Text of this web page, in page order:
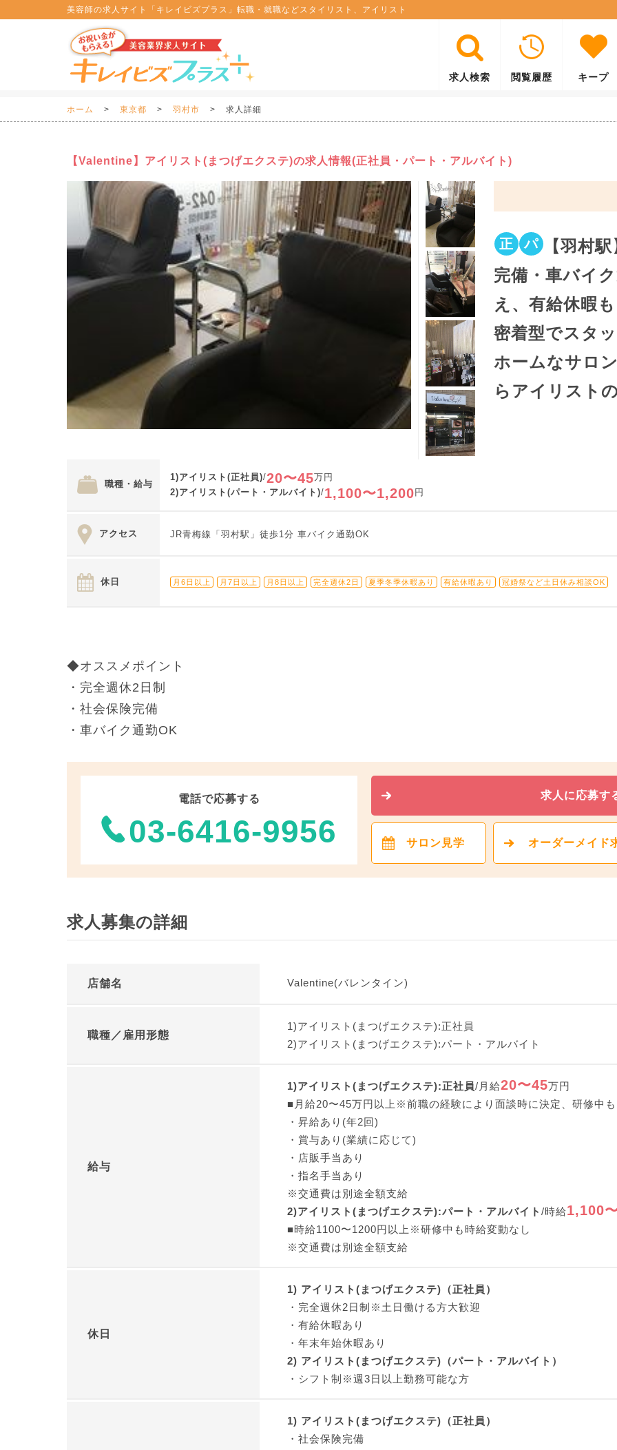
美容師の求人サイト「キレイビズプラス」転職・就職などスタイリスト、アイリスト
求人検索 閲覧履歴 キープ
ホーム 東京都 羽村市 求人詳細
【Valentine】アイリスト(まつげエクステ)の求人情報(正社員・パート・アルバイト)
正 パ
【羽村
完備・車バイ
え、有給休暇
密着型でスタ
ホームなサロ
らアイリスト
職種・給与
1)アイリスト(正社員)/20〜45万円
2)アイリスト(パート・アルバイト)/1,100〜1,200 円
アクセス JR青梅線「羽村駅」徒歩1分 車バイク通勤OK
休日 月6日以上 月7日以上 月8日以上 完全週休2日 夏季冬季休暇あり 有給休暇あり 冠婚祭など土日休み相談OK
◆オススメポイント
・完全週休2日制
・社会保険完備
・車バイク通勤OK
電話で応募する
03-6416-9956
求人に応募す
サロン見学 オーダーメイド
求人募集の詳細
店舗名 Valentine(バレンタイン)
職種／雇用形態
1)アイリスト(まつげエクステ):正社員
2)アイリスト(まつげエクステ):パート・アルバイト
給与
1)アイリスト(まつげエクステ):正社員/月給20〜45万円
■月給20〜45万円以上※前職の経験により面談時に決定、研修中
・昇給あり(年2回)
・賞与あり(業績に応じて)
・店販手当あり
・指名手当あり
※交通費は別途全額支給
2)アイリスト(まつげエクステ):パート・アルバイト /時給1,100
■時給1100〜1200円以上※研修中も時給変動なし
※交通費は別途全額支給
休日
1) アイリスト(まつげエクステ)（正社員）
・完全週休2日制※土日働ける方大歓迎
・有給休暇あり
・年末年始休暇あり
2) アイリスト(まつげエクステ)（パート・アルバイト）
・シフト制※週3日以上勤務可能な方
1) アイリスト(まつげエクステ)（正社員）
・社会保険完備